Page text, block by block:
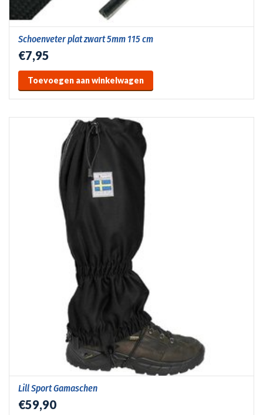
Schoenveter plat zwart 5mm 115 cm
€7,95
Toevoegen aan winkelwagen
Lill Sport Gamaschen
€59,90